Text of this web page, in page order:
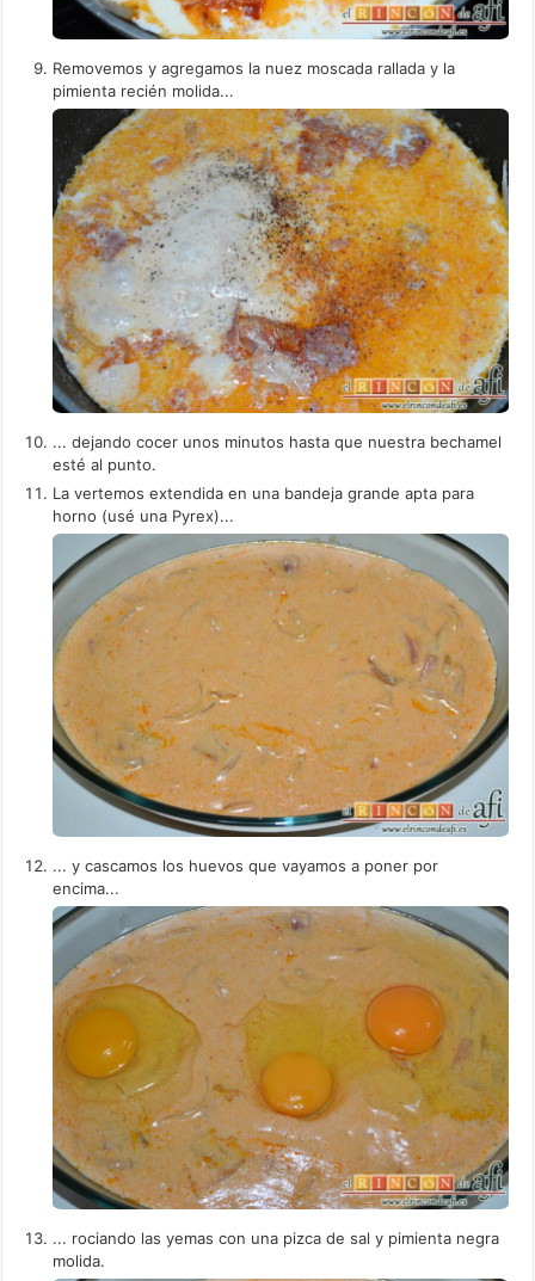
Removemos y agregamos la nuez moscada rallada y la
pimienta recién molida...
... dejando cocer unos minutos hasta que nuestra bechamel
esté al punto.
La vertemos extendida en una bandeja grande apta para
horno (usé una Pyrex)...
... y cascamos los huevos que vayamos a poner por
encima...
... rociando las yemas con una pizca de sal y pimienta negra
molida.